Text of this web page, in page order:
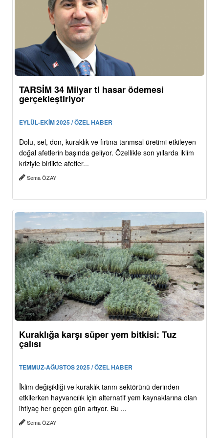
TARSİM 34 Milyar tl hasar ödemesi
gerçekleştiriyor
EYLÜL-EKİM 2025 / ÖZEL HABER
Dolu, sel, don, kuraklık ve fırtına tarımsal üretimi etkileyen
doğal afetlerin başında geliyor. Özellikle son yıllarda iklim
kriziyle birlikte afetler...
Sema ÖZAY
Kuraklığa karşı süper yem bitkisi: Tuz
çalısı
TEMMUZ-AĞUSTOS 2025 / ÖZEL HABER
İklim değişikliği ve kuraklık tarım sektörünü derinden
etkilerken hayvancılık için alternatif yem kaynaklarına olan
ihtiyaç her geçen gün artıyor. Bu ...
Sema ÖZAY